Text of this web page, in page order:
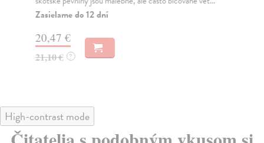
Zasielame do 12 dní
20,47 €
21,10 € ?
High-contrast mode